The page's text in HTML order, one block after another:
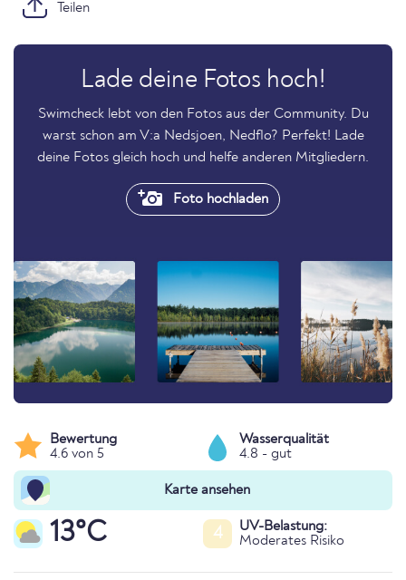
Teilen
Lade deine Fotos hoch!
Swimcheck lebt von den Fotos aus der Community. Du
warst schon am V:a Nedsjoen, Nedflo? Perfekt! Lade
deine Fotos gleich hoch und helfe anderen Mitgliedern.
Foto hochladen
Bewertung
4.6 von 5
Wasserqualität
4.8 - gut
Karte ansehen
13°C 4
UV-Belastung:
Moderates Risiko